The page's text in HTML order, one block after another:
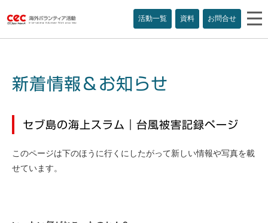
活動一覧 資料 お問合せ
新着情報＆お知らせ
セブ島の海上スラム｜台風被害記録ページ
このページは下のほうに行くにしたがって新しい情報や写真を載
せています。